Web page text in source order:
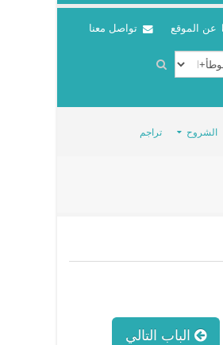
عن الموقع تواصل معنا
الشروح تراجم
الباب التالي